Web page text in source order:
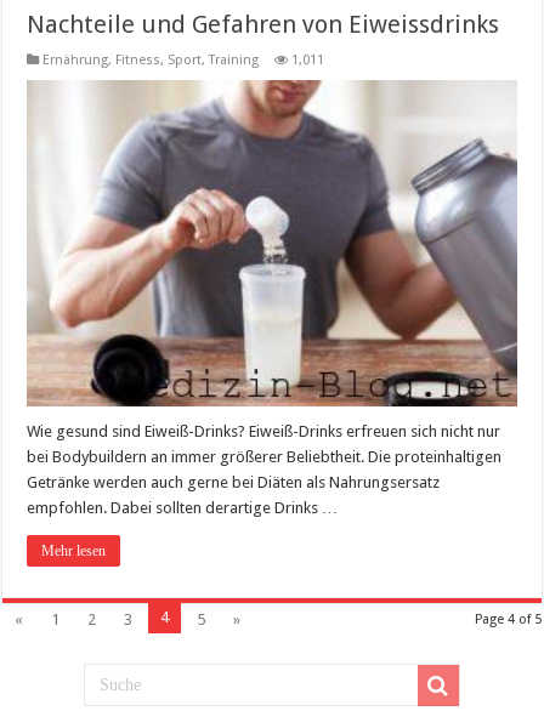
Nachteile und Gefahren von Eiweissdrinks
Ernährung, Fitness, Sport, Training 1,011
Wie gesund sind Eiweiß-Drinks? Eiweiß-Drinks erfreuen sich nicht nur
bei Bodybuildern an immer größerer Beliebtheit. Die proteinhaltigen
Getränke werden auch gerne bei Diäten als Nahrungsersatz
empfohlen. Dabei sollten derartige Drinks …
Mehr lesen
Page 4 of 5
« 1 2 3 4 5 »